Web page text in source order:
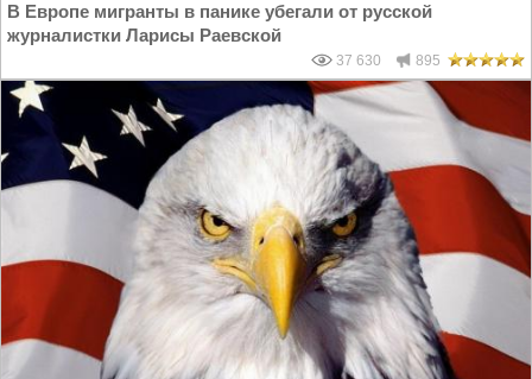
В Европе мигранты в панике убегали от русской
журналистки Ларисы Раевской
37 630 895